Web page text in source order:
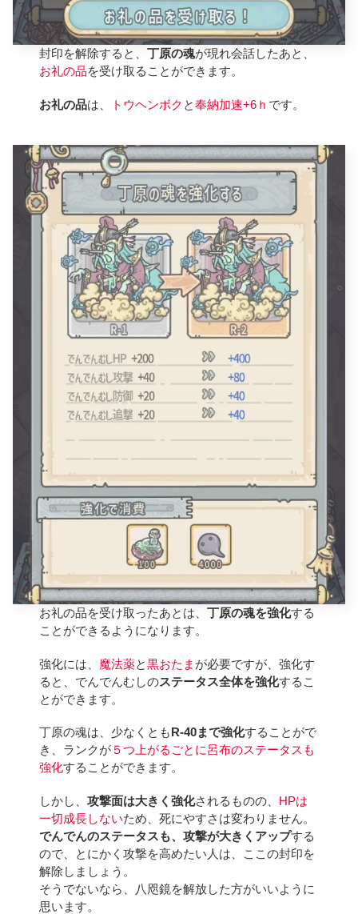
封印を解除すると、丁原の魂が現れ会話したあと、
お礼の品を受け取ることができます。
お礼の品は、 トウヘンボク と奉納加速+6ｈ です。
お礼の品を受け取ったあとは、丁原の魂を強化する
ことができるようになります。
強化には、 魔法薬と黒おたま が必要ですが、強化す
ると、でんでんむしのステータス全体を強化するこ
とができます。
丁原の魂は、少なくとも R-40まで強化することがで
き、ランクが ５つ上がるごとに呂布のステータスも
強化することができます。
しかし、攻撃面は大きく強化されるものの、 HPは
一切成長しないため、死にやすさは変わりません。
でんでんのステータスも、攻撃が大きくアップする
ので、とにかく攻撃を高めたい人は、ここの封印を
解除しましょう。
そうでないなら、八咫鏡を解放した方がいいように
思います。